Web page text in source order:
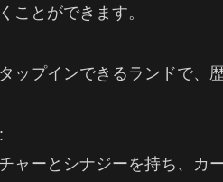
ことができます。
ップインできるランドで、
:
ャーとシナジーを持ち、カ